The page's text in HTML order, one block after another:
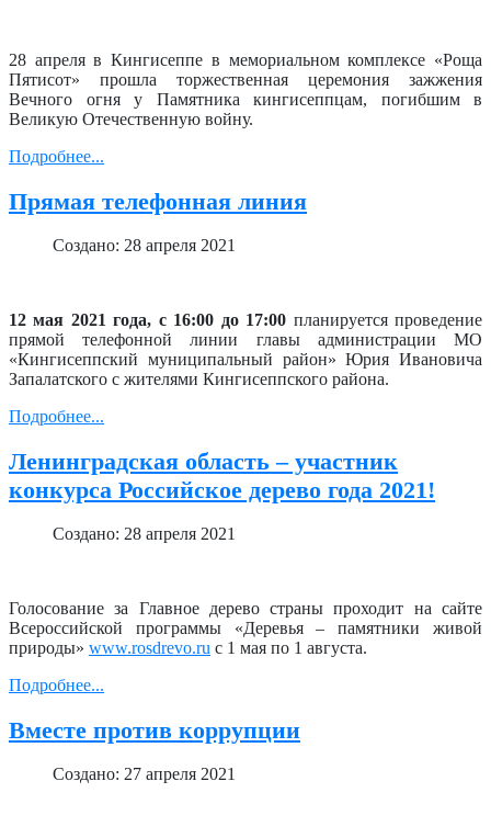
28 апреля в Кингисеппе в мемориальном комплексе «Роща
Пятисот» прошла торжественная церемония зажжения
Вечного огня у Памятника кингисеппцам, погибшим в
Великую Отечественную войну.
Подробнее...
Прямая телефонная линия
Создано: 28 апреля 2021
12 мая 2021 года, с 16:00 до 17:00 планируется проведение
прямой телефонной линии главы администрации МО
«Кингисеппский муниципальный район» Юрия Ивановича
Запалатского с жителями Кингисеппского района.
Подробнее...
Ленинградская область – участник
конкурса Российское дерево года 2021!
Создано: 28 апреля 2021
Голосование за Главное дерево страны проходит на сайте
Всероссийской программы «Деревья – памятники живой
природы» www.rosdrevo.ru с 1 мая по 1 августа.
Подробнее...
Вместе против коррупции
Создано: 27 апреля 2021